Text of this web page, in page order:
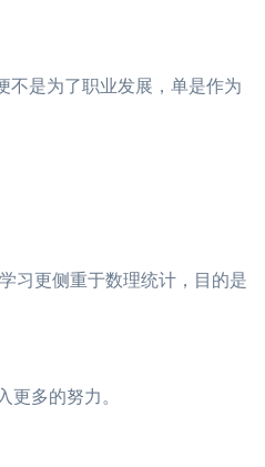
是为了职业发展，单是作为
习更侧重于数理统计，目的是
多的努力。
考试知识点：特雷诺比率